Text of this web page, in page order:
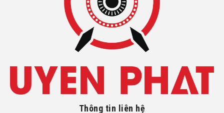
Thông tin liên hệ